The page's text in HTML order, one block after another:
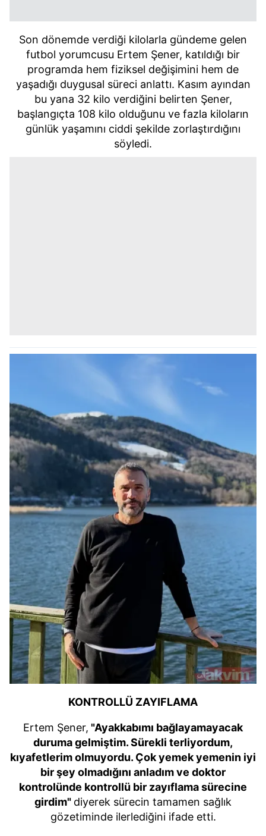
Son dönemde verdiği kilolarla gündeme gelen
futbol yorumcusu Ertem Şener, katıldığı bir
programda hem fiziksel değişimini hem de
yaşadığı duygusal süreci anlattı. Kasım ayından
bu yana 32 kilo verdiğini belirten Şener,
başlangıçta 108 kilo olduğunu ve fazla kiloların
günlük yaşamını ciddi şekilde zorlaştırdığını
söyledi.
KONTROLLÜ ZAYIFLAMA
Ertem Şener, "Ayakkabımı bağlayamayacak
duruma gelmiştim. Sürekli terliyordum,
kıyafetlerim olmuyordu. Çok yemek yemenin iyi
bir şey olmadığını anladım ve doktor
kontrolünde kontrollü bir zayıflama sürecine
girdim" diyerek sürecin tamamen sağlık
gözetiminde ilerlediğini ifade etti.